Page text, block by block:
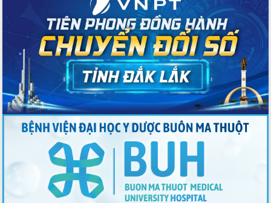
Quyết liệt cải cách hành chính, khơi
thông nguồn lực phát triển
Nâng cao hiệu lực, hiệu quả HĐND
tỉnh thông qua hiện đại hóa hành chính
Xã Ea Phê gắn cải cách hành chính với
chuyển đổi số
Phó Chủ tịch Thường trực UBND tỉnh
Hồ Thị Nguyên Thảo làm việc tại Trung
tâm Phục vụ hành chính công xã Ea
Phê
Xây dựng nền hành chính số đồng
hành cùng nông dân dân, doanh nghiệp
Giai đoạn 2026-2030, Đắk Lắk phấn
đấu có 77% xã đạt chuẩn nông thôn